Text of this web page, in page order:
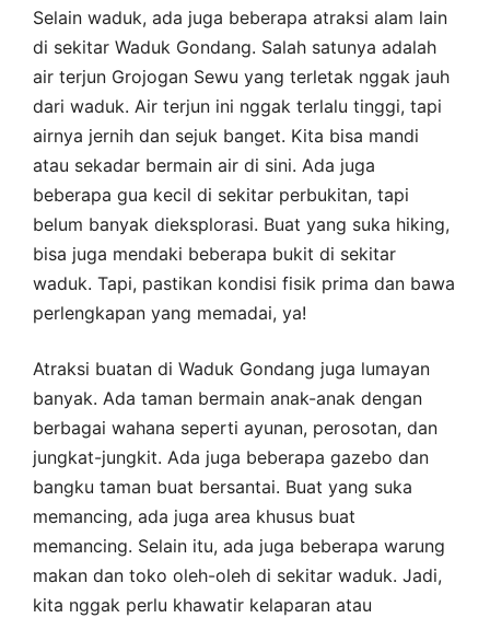
Selain waduk, ada juga beberapa atraksi alam lain
di sekitar Waduk Gondang. Salah satunya adalah
air terjun Grojogan Sewu yang terletak nggak jauh
dari waduk. Air terjun ini nggak terlalu tinggi, tapi
airnya jernih dan sejuk banget. Kita bisa mandi
atau sekadar bermain air di sini. Ada juga
beberapa gua kecil di sekitar perbukitan, tapi
belum banyak dieksplorasi. Buat yang suka hiking,
bisa juga mendaki beberapa bukit di sekitar
waduk. Tapi, pastikan kondisi fisik prima dan bawa
perlengkapan yang memadai, ya!
Atraksi buatan di Waduk Gondang juga lumayan
banyak. Ada taman bermain anak-anak dengan
berbagai wahana seperti ayunan, perosotan, dan
jungkat-jungkit. Ada juga beberapa gazebo dan
bangku taman buat bersantai. Buat yang suka
memancing, ada juga area khusus buat
memancing. Selain itu, ada juga beberapa warung
makan dan toko oleh-oleh di sekitar waduk. Jadi,
kita nggak perlu khawatir kelaparan atau